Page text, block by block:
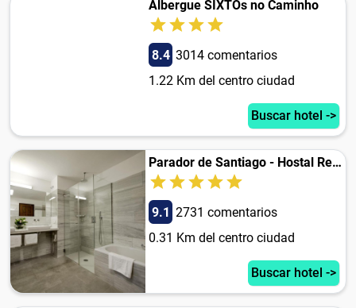
Albergue SIXTOs no Caminho
8.4 3014 comentarios
1.22 Km del centro ciudad
Buscar hotel ->
Parador de Santiago - Hostal Reis Catolicos
9.1 2731 comentarios
0.31 Km del centro ciudad
Buscar hotel ->